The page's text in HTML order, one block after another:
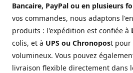
Bancaire, PayPal ou en plusieurs
vos commandes, nous adaptons
produits : l'expédition est confiée à
colis, et à UPS ou Chronopost pour
volumineux. Vous pouvez
livraison flexible directement dans